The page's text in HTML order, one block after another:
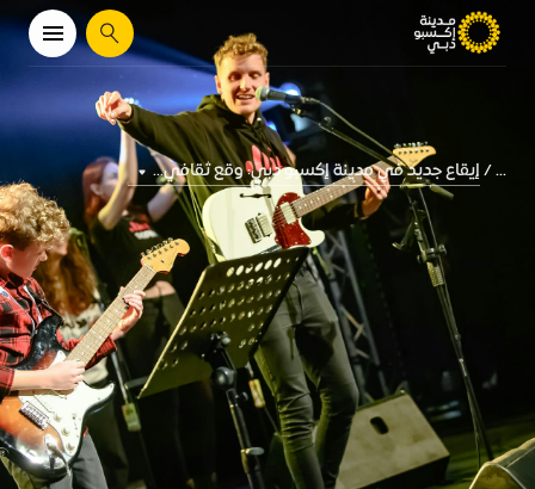
يبحث
... إيقاع جديد في مدينة إكسبو دبي: وقع ثقافي...